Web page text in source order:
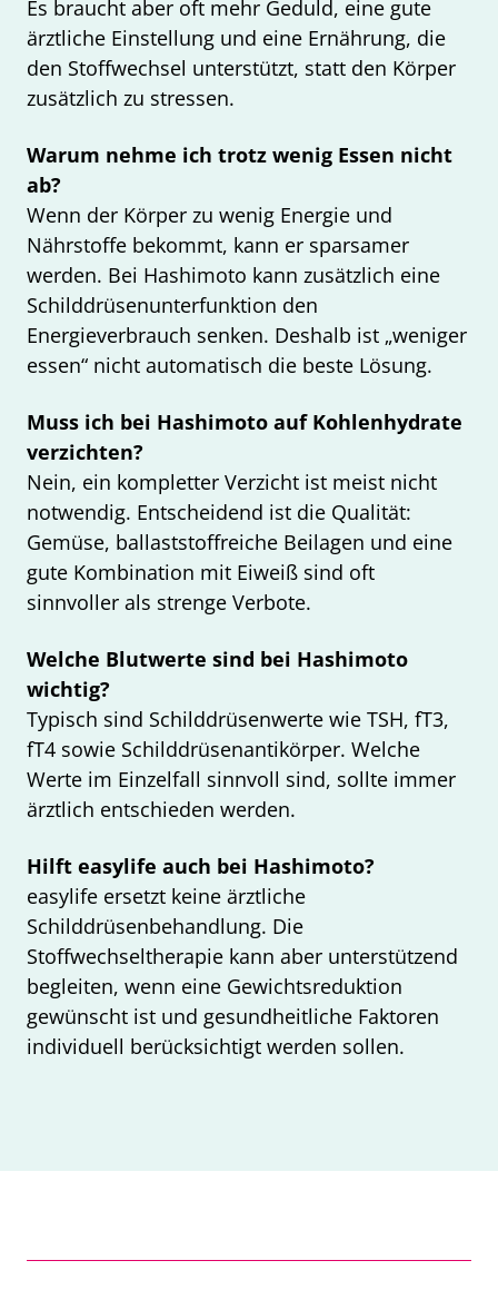
Es braucht aber oft mehr Geduld, eine gute
ärztliche Einstellung und eine Ernährung, die
den Stoffwechsel unterstützt, statt den Körper
zusätzlich zu stressen.
Warum nehme ich trotz wenig Essen nicht
ab?
Wenn der Körper zu wenig Energie und
Nährstoffe bekommt, kann er sparsamer
werden. Bei Hashimoto kann zusätzlich eine
Schilddrüsenunterfunktion den
Energieverbrauch senken. Deshalb ist „weniger
essen“ nicht automatisch die beste Lösung.
Muss ich bei Hashimoto auf Kohlenhydrate
verzichten?
Nein, ein kompletter Verzicht ist meist nicht
notwendig. Entscheidend ist die Qualität:
Gemüse, ballaststoffreiche Beilagen und eine
gute Kombination mit Eiweiß sind oft
sinnvoller als strenge Verbote.
Welche Blutwerte sind bei Hashimoto
wichtig?
Typisch sind Schilddrüsenwerte wie TSH, fT3,
fT4 sowie Schilddrüsenantikörper. Welche
Werte im Einzelfall sinnvoll sind, sollte immer
ärztlich entschieden werden.
Hilft easylife auch bei Hashimoto?
easylife ersetzt keine ärztliche
Schilddrüsenbehandlung. Die
Stoffwechseltherapie kann aber unterstützend
begleiten, wenn eine Gewichtsreduktion
gewünscht ist und gesundheitliche Faktoren
individuell berücksichtigt werden sollen.